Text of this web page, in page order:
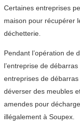
Certaines entreprises
maison pour récupérer
déchetterie.
Pendant l’opération de
l’entreprise de
entreprises de
déverser des meubles
amendes pour
illégalement à Soupex.